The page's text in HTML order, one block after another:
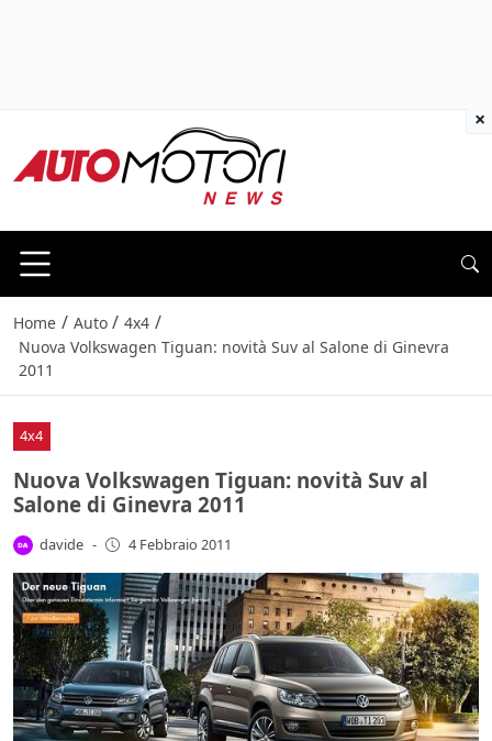
Home / Auto / 4x4 /
Nuova Volkswagen Tiguan: novità Suv al Salone di Ginevra
2011
4x4
Nuova Volkswagen Tiguan: novità Suv al
Salone di Ginevra 2011
davide - 4 Febbraio 2011
×